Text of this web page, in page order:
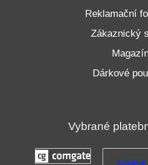
Reklamační
Zákaznický
Dárkové
Vybrané